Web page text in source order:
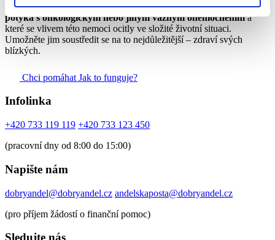
Dobří andělé podporují rodiny, v nichž sedítě nebo jeden z rodičů
potýká s onkologickým nebo jiným vážným onemocněníma
které se vlivem této nemoci ocitly ve složité životní situaci.
Umožněte jim soustředit se na to nejdůležitější – zdraví svých
blízkých.
Chci pomáhat Jak to funguje?
Infolinka
+420 733 119 119 +420 733 123 450
(pracovní dny od 8:00 do 15:00)
Napište nám
dobryandel@dobryandel.cz andelskaposta@dobryandel.cz
(pro příjem žádostí o finanční pomoc)
Sledujte nás